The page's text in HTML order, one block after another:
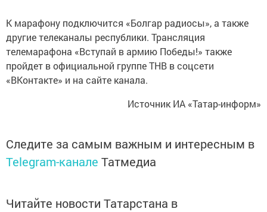
К марафону подключится «Болгар радиосы», а также
другие телеканалы республики. Трансляция
телемарафона «Вступай в армию Победы!» также
пройдет в официальной группе ТНВ в соцсети
«ВКонтакте» и на сайте канала.
Источник ИА «Татар-информ»
Следите за самым важным и интересным в
Telegram-канале Татмедиа
Читайте новости Татарстана в